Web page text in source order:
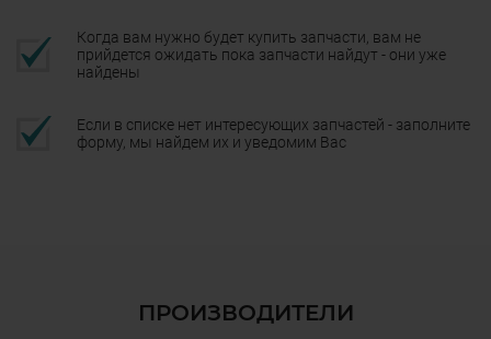
Когда вам нужно будет купить запчасти, вам не
прийдется ожидать пока запчасти найдут - они уже
найдены
Если в списке нет интересующих запчастей - заполните
форму, мы найдем их и уведомим Вас
ПРОИЗВОДИТЕЛИ